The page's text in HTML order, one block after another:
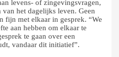
levens- of zingevingsvragen,
van het dagelijks leven. Geen
fijn met elkaar in gesprek. “We
aan hebben om elkaar te
te gaan over een
vandaar dit initiatief”.